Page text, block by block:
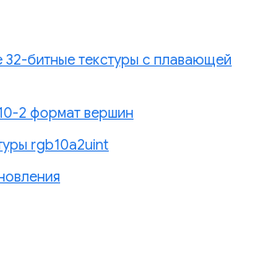
32-битные текстуры с плавающей
2 формат вершин
rgb10a2uint